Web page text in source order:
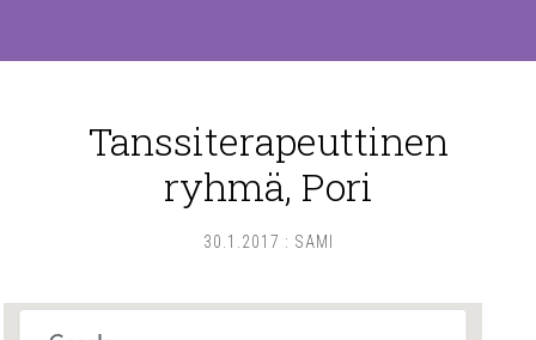
Tanssiterapeuttinen
ryhmä, Pori
30.1.2017 : SAMI